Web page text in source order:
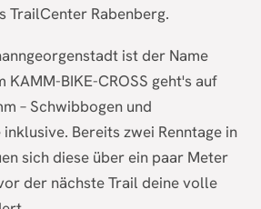
TrailCenter Rabenberg.
ist der Name
KAMM-BIKE-CROSS geht's auf
– Schwibbogen und
Bereits zwei Renntage in
sich diese über ein paar Meter
der nächste Trail deine volle